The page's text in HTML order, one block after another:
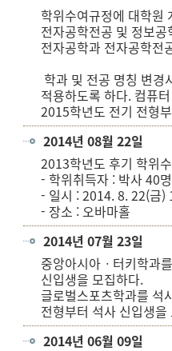
학위수여규정에 대학원
전자공학전공 및 정보
전자공학과 전자공학전
학과 및 전공 명칭 변경
적용하도록 하다. 컴퓨
2015학년도 전기 전형
2014년 08월 22일
2013학년도 후기 학위
- 학위취득자 : 박사 40
- 일시 : 2014. 8. 22(금)
- 장소 : 오바마홀
2014년 07월 23일
중앙아시아ㆍ터키학과
신입생을 모집하다.
글로벌스포츠학과를 석
전형부터 석사 신입생을
2014년 06월 09일